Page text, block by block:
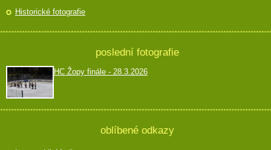
Historické fotografie
poslední fotografie
HC Žopy finále - 28.3.2026
oblíbené odkazy